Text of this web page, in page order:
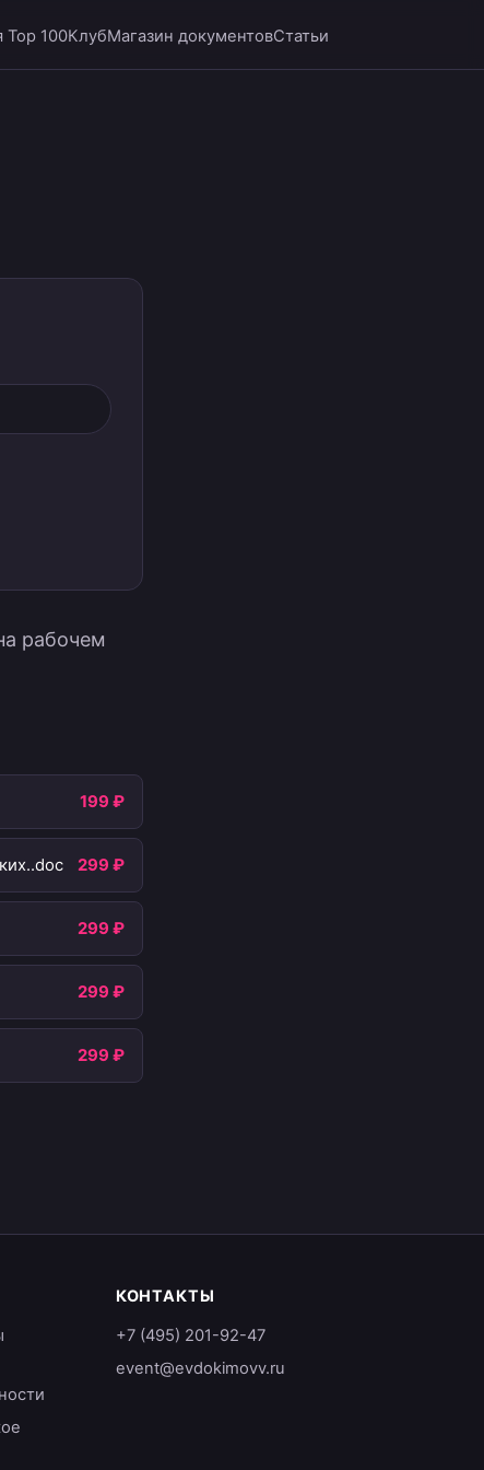
Top 100КлубМагазин документовСтатьи
рабочем
199 ₽
299 ₽
299 ₽
299 ₽
299 ₽
КОНТАКТЫ
+7 (495) 201-92-47
event@evdokimovv.ru